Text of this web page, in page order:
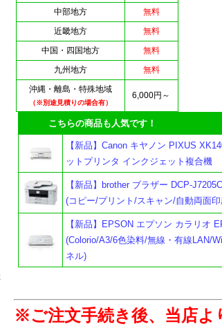
中部地方
無料
近畿地方
無料
中国・四国地方
無料
九州地方
無料
沖縄・離島・特殊地域
（※別途見積りの場合有）
6,000円～
こちらの商品も人気です！
【新品】Canon キヤノン PIXUS
ットプリンタ インクジェット複合機
【新品】brother ブラザー DCP-
(コピー/プリント/スキャン/自動両面
【新品】EPSON エプソン カラリオ
(Colorio/A3/6色染料/無線・有線LAN/
ネル)
※ご注文手続き後、当店よ